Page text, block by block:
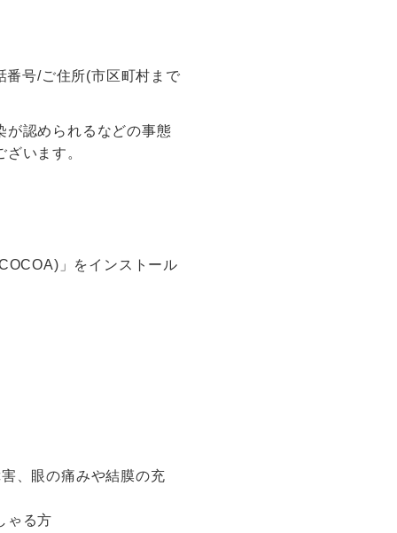
番号/ご住所(市区町村まで
が認められるなどの事態
います。
」をインストール
、眼の痛みや結膜の充
ゃる方